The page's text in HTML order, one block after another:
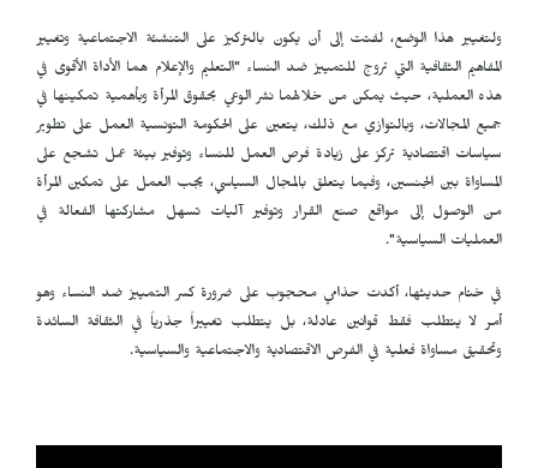
ولتغيير هذا الوضع، لفتت إلى أن يكون بالتركيز على التنشئة الاجتماعية وتغيير
المفاهيم الثقافية التي تروج للتمييز ضد النساء "التعليم والإعلام هما الأداة الأقوى في
هذه العملية، حيث يمكن من خلالهما نشر الوعي بحقوق المرأة وبأهمية تمكينها في
جميع المجالات، وبالتوازي مع ذلك، يتعين على الحكومة التونسية العمل على تطوير
سياسات اقتصادية تركز على زيادة فرص العمل للنساء وتوفير بيئة عمل تشجع على
المساواة بين الجنسين، وفيما يتعلق بالمجال السياسي، يجب العمل على تمكين المرأة
من الوصول إلى مواقع صنع القرار وتوفير آليات تسهل مشاركتها الفعالة في
العمليات السياسية".
في ختام حديثها، أكدت حذامي محجوب على ضرورة كسر التمييز ضد النساء وهو
أمر لا يتطلب فقط قوانين عادلة، بل يتطلب تغييراً جذرياً في الثقافة السائدة
وتحقيق مساواة فعلية في الفرص الاقتصادية والاجتماعية والسياسية.